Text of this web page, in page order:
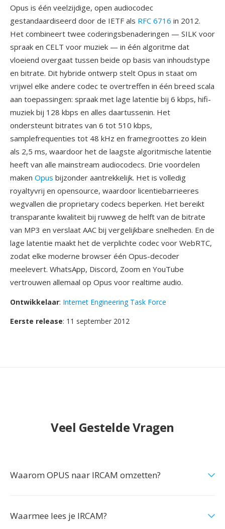
Opus is één veelzijdige, open audiocodec
gestandaardiseerd door de IETF als RFC 6716 in 2012.
Het combineert twee coderingsbenaderingen — SILK voor
spraak en CELT voor muziek — in één algoritme dat
vloeiend overgaat tussen beide op basis van inhoudstype
en bitrate. Dit hybride ontwerp stelt Opus in staat om
vrijwel elke andere codec te overtreffen in één breed scala
aan toepassingen: spraak met lage latentie bij 6 kbps, hifi-
muziek bij 128 kbps en alles daartussenin. Het
ondersteunt bitrates van 6 tot 510 kbps,
samplefrequenties tot 48 kHz en framegroottes zo klein
als 2,5 ms, waardoor het de laagste algoritmische latentie
heeft van alle mainstream audiocodecs. Drie voordelen
maken Opus bijzonder aantrekkelijk. Het is volledig
royaltyvrij en opensource, waardoor licentiebarrieeres
wegvallen die proprietary codecs beperken. Het bereikt
transparante kwaliteit bij ruwweg de helft van de bitrate
van MP3 en verslaat AAC bij vergelijkbare snelheden. En de
lage latentie maakt het de verplichte codec voor WebRTC,
zodat elke moderne browser één Opus-decoder
meelevert. WhatsApp, Discord, Zoom en YouTube
vertrouwen allemaal op Opus voor realtime audio.
Ontwikkelaar: Internet Engineering Task Force
Eerste release: 11 september 2012
Veel Gestelde Vragen
Waarom OPUS naar IRCAM omzetten?
Waarmee lees je IRCAM?